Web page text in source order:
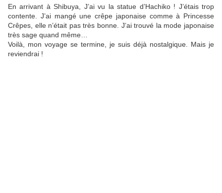
En arrivant à Shibuya, J’ai vu la statue d’Hachiko ! J’étais trop
contente. J’ai mangé une crêpe japonaise comme à Princesse
Crêpes, elle n’était pas très bonne. J’ai trouvé la mode japonaise
très sage quand même…
Voilà, mon voyage se termine, je suis déjà nostalgique. Mais je
reviendrai !